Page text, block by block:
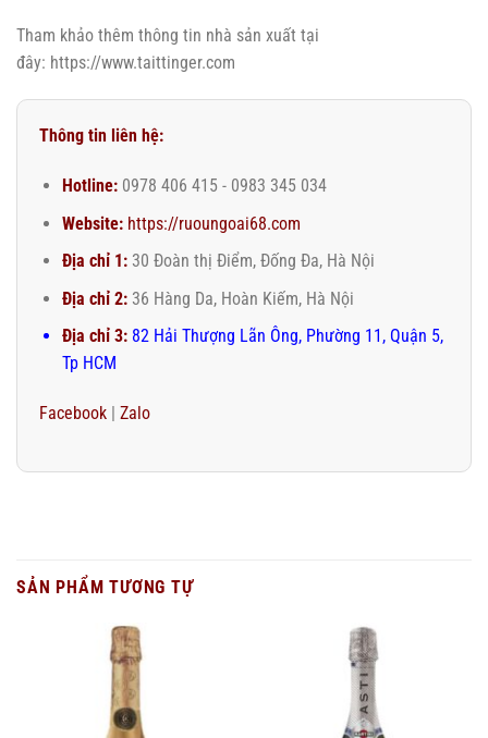
Tham khảo thêm thông tin nhà sản xuất tại
đây: https://www.taittinger.com
Thông tin liên hệ:
Hotline:0978 406 415 - 0983 345 034
Website: https://ruoungoai68.com
Địa chỉ 1:30 Đoàn thị Điểm, Đống Đa, Hà Nội
Địa chỉ 2:36 Hàng Da, Hoàn Kiếm, Hà Nội
Địa chỉ 3:82 Hải Thượng Lãn Ông, Phường 11, Quận 5,
Tp HCM
Facebook Zalo
SẢN PHẨM TƯƠNG TỰ